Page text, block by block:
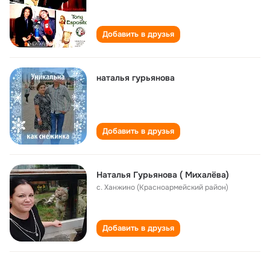
Добавить в друзья
наталья гурьянова
Добавить в друзья
Наталья Гурьянова ( Михалёва)
с. Ханжино (Красноармейский район)
Добавить в друзья